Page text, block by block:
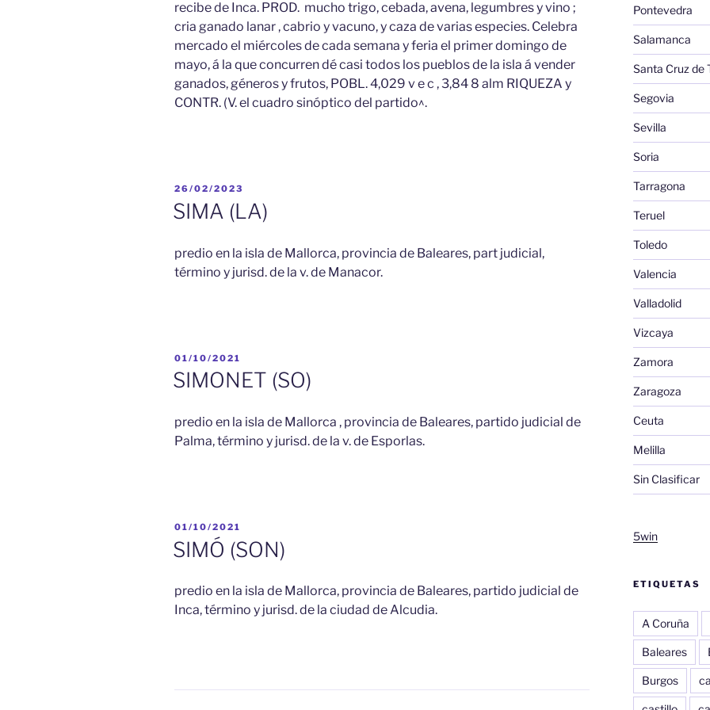
recibe de Inca. PROD. mucho trigo, cebada, avena, legumbres y vino ;
cria ganado lanar , cabrio y vacuno, y caza de varias especies. Celebra
mercado el miércoles de cada semana y feria el primer domingo de
mayo, á la que concurren dé casi todos los pueblos de la isla á vender
ganados, géneros y frutos, POBL. 4,029 v e c , 3,84 8 alm RIQUEZA y
CONTR. (V. el cuadro sinóptico del partido^.
PUBLICADO
EL
26/02/2023
SIMA (LA)
predio en la isla de Mallorca, provincia de Baleares, part judicial,
término y jurisd. de la v. de Manacor.
PUBLICADO
EL
01/10/2021
SIMONET (SO)
predio en la isla de Mallorca , provincia de Baleares, partido judicial de
Palma, término y jurisd. de la v. de Esporlas.
PUBLICADO
01/10/2021
SIMÓ (SON)
predio en la isla de Mallorca, provincia de Baleares, partido judicial de
Inca, término y jurisd. de la ciudad de Alcudia.
Pontevedra
Salamanca
Santa Cruz de
Segovia
Sevilla
Soria
Tarragona
Teruel
Toledo
Valencia
Valladolid
Vizcaya
Zamora
Zaragoza
Ceuta
Melilla
Sin Clasificar
5win
ETIQUETAS
A Coruña
Baleares
Burgos